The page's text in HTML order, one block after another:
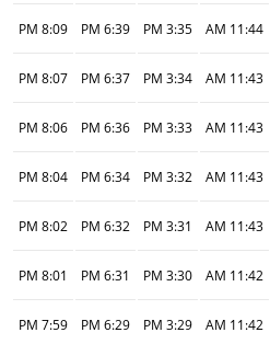
11:44 AM
3:35 PM
6:39 PM
8:09 PM
11:43 AM
3:34 PM
6:37 PM
8:07 PM
11:43 AM
3:33 PM
6:36 PM
8:06 PM
11:43 AM
3:32 PM
6:34 PM
8:04 PM
11:43 AM
3:31 PM
6:32 PM
8:02 PM
11:42 AM
3:30 PM
6:31 PM
8:01 PM
11:42 AM
3:29 PM
6:29 PM
7:59 PM